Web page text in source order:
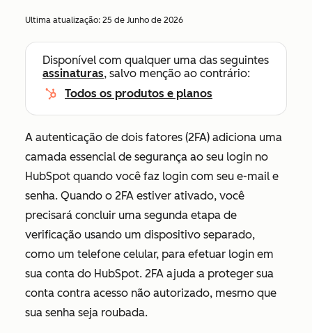
Ultima atualização: 25 de Junho de 2026
Disponível com qualquer uma das seguintes
assinaturas, salvo menção ao contrário:
Todos os produtos e planos
A autenticação de dois fatores (2FA) adiciona uma
camada essencial de segurança ao seu login no
HubSpot quando você faz login com seu e-mail e
senha. Quando o 2FA estiver ativado, você
precisará concluir uma segunda etapa de
verificação usando um dispositivo separado,
como um telefone celular, para efetuar login em
sua conta do HubSpot. 2FA ajuda a proteger sua
conta contra acesso não autorizado, mesmo que
sua senha seja roubada.